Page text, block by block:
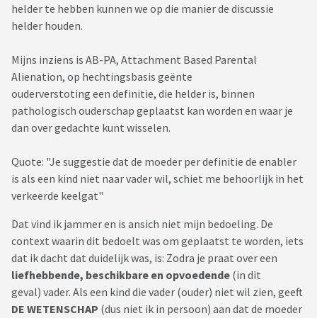
helder te hebben kunnen we op die manier de discussie
helder houden.
Mijns inziens is AB-PA, Attachment Based Parental
Alienation, op hechtingsbasis geënte
ouderverstoting een definitie, die helder is, binnen
pathologisch ouderschap geplaatst kan worden en waar je
dan over gedachte kunt wisselen.
Quote: "Je suggestie dat de moeder per definitie de enabler
is als een kind niet naar vader wil, schiet me behoorlijk in het
verkeerde keelgat"
Dat vind ik jammer en is ansich niet mijn bedoeling. De
context waarin dit bedoelt was om geplaatst te worden, iets
dat ik dacht dat duidelijk was, is: Zodra je praat over een
liefhebbende, beschikbare en opvoedende (in dit
geval) vader. Als een kind die vader (ouder) niet wil zien, geeft
DE WETENSCHAP (dus niet ik in persoon) aan dat de moeder